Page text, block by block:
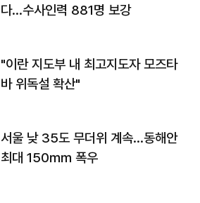
다…수사인력 881명 보강
"이란 지도부 내 최고지도자 모즈타
바 위독설 확산"
서울 낮 35도 무더위 계속…동해안
최대 150㎜ 폭우